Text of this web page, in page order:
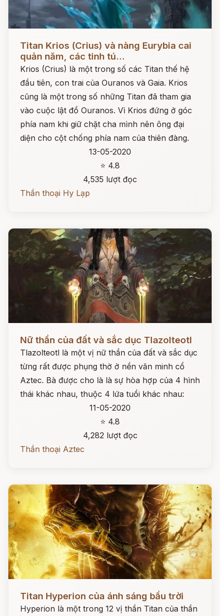
Titan Krios (Crius) và nàng Eurybia cai
quản năm, các tinh tú...
Krios (Crius) là một trong số các Titan thế hệ
đầu tiên, con trai của Ouranos và Gaia. Krios
cũng là một trong số những Titan đã tham gia
vào cuộc lật đổ Ouranos. Vì Krios đứng ở góc
phía nam khi giữ chặt cha mình nên ông đại
diện cho cột chống phía nam của thiên đàng.
13-05-2020
⭐ 4.8
4,535 lượt đọc
Thần thoại Hy Lạp
Nữ thần của đất và sắc dục Tlazolteotl
Tlazolteotl là một vị nữ thần của đất và sắc dục
từng rất được phụng thờ ở nền văn minh cổ
Aztec. Bà được cho là là sự hòa hợp của 4 hình
thái khác nhau, thuộc 4 lứa tuổi khác nhau:
11-05-2020
⭐ 4.8
4,282 lượt đọc
Thần thoại Aztec
Titan Hyperion của ánh sáng bầu trời
Hyperion là một trong 12 vị thần Titan của thần